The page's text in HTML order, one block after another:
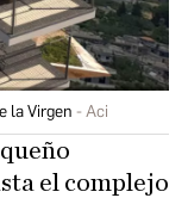
la Virgen Aci
el complejo